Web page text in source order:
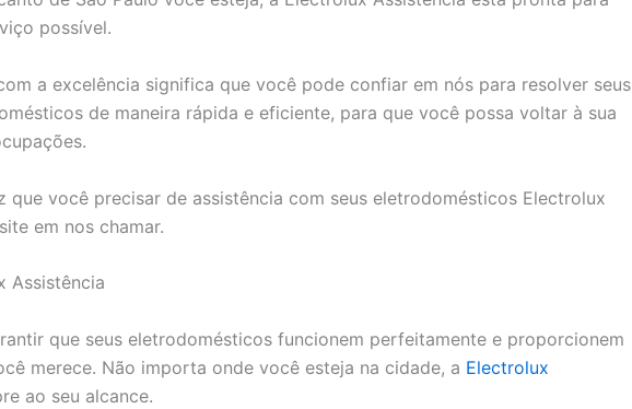
possível.
a excelência significa que você pode confiar em nós para resolver seus
de maneira rápida e eficiente, para que você possa voltar à sua
que você precisar de assistência com seus eletrodomésticos Electrolux
em nos chamar.
Assistência
que seus eletrodomésticos funcionem perfeitamente e proporcionem
merece. Não importa onde você esteja na cidade, a Electrolux
ao seu alcance.